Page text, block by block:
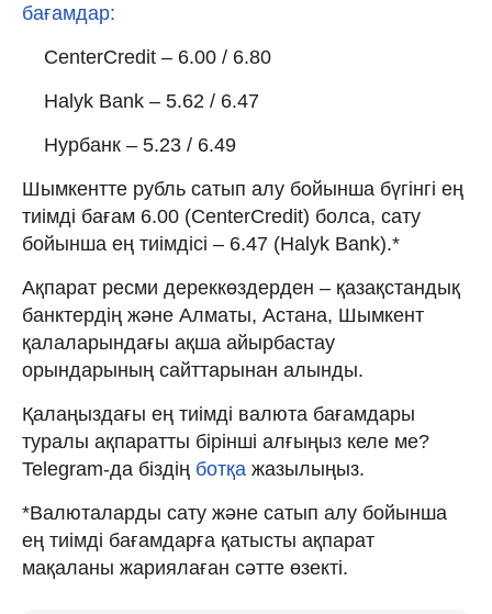
бағамдар:
CenterCredit – 6.00 / 6.80
Halyk Bank – 5.62 / 6.47
Нурбанк – 5.23 / 6.49
Шымкентте рубль сатып алу бойынша бүгінгі ең
тиімді бағам 6.00 (CenterCredit) болса, сату
бойынша ең тиімдісі – 6.47 (Halyk Bank).*
Ақпарат ресми дереккөздерден – қазақстандық
банктердің және Алматы, Астана, Шымкент
қалаларындағы ақша айырбастау
орындарының сайттарынан алынды.
Қалаңыздағы ең тиімді валюта бағамдары
туралы ақпаратты бірінші алғыңыз келе ме?
Telegram-да біздің ботқа жазылыңыз.
*Валюталарды сату және сатып алу бойынша
ең тиімді бағамдарға қатысты ақпарат
мақаланы жариялаған сәтте өзекті.